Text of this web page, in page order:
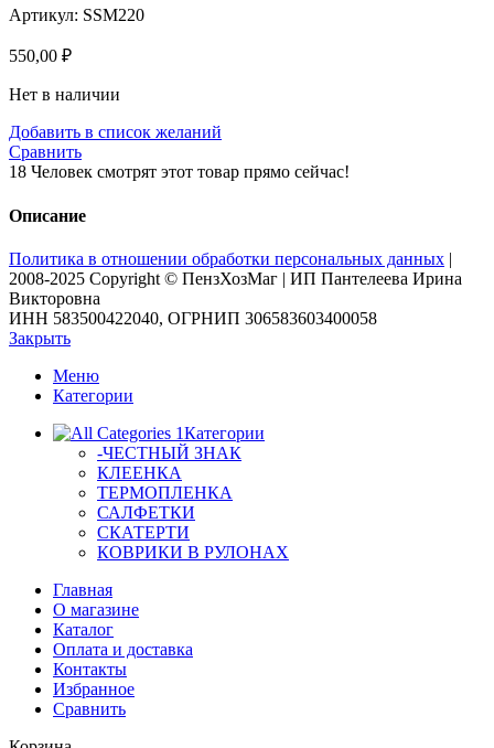
Артикул: SSM220
550,00 ₽
Нет в наличии
Добавить в список желаний
Сравнить
18 Человек смотрят этот товар прямо сейчас!
Описание
Политика в отношении обработки персональных данных |
2008-2025 Copyright © ПензХозМаг | ИП Пантелеева Ирина
Викторовна
ИНН 583500422040, ОГРНИП 306583603400058
Закрыть
Меню
Категории
Категории
-ЧЕСТНЫЙ ЗНАК
КЛЕЕНКА
ТЕРМОПЛЕНКА
САЛФЕТКИ
СКАТЕРТИ
КОВРИКИ В РУЛОНАХ
Главная
О магазине
Каталог
Оплата и доставка
Контакты
Избранное
Сравнить